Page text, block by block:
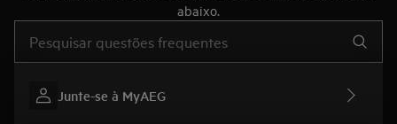
abaixo.
Junte-se à MyAEG